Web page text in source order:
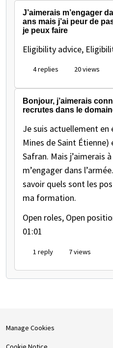
J’aimerais m’engager
ans mais j’ai peur de
je peux faire
Eligibility advice,
4 replies 20 views
Bonjour, j’aimerais
recrutes dans le
Je suis actuellement en
Mines de Saint Étienne)
Safran. Mais j’aimerais
m’engager dans
savoir quels sont les
ma formation.
Open roles, Open
01:01
1 reply 7 views
Manage Cookies